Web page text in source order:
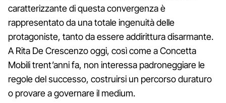
caratterizzante di questa convergenza è
rappresentato da una totale ingenuità delle
protagoniste, tanto da essere addirittura disarmante.
A Rita De Crescenzo oggi, così come a Concetta
Mobili trent’anni fa, non interessa padroneggiare le
regole del successo, costruirsi un percorso duraturo
o provare a governare il medium.